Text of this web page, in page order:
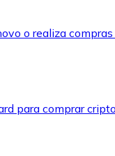
o realiza
para comprar